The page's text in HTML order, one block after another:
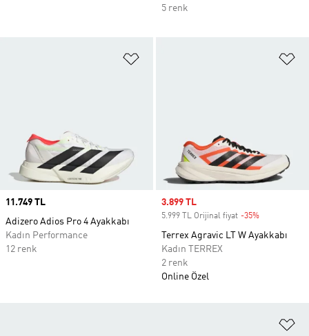
5 renk
Price
11.749 TL
Adizero Adios Pro 4 Ayakkabı
Kadın Performance
12 renk
Sale price
3.899 TL
5.999 TL Orijinal fiyat -35%
Terrex Agravic LT W Ayakkabı
Kadın TERREX
2 renk
Online Özel